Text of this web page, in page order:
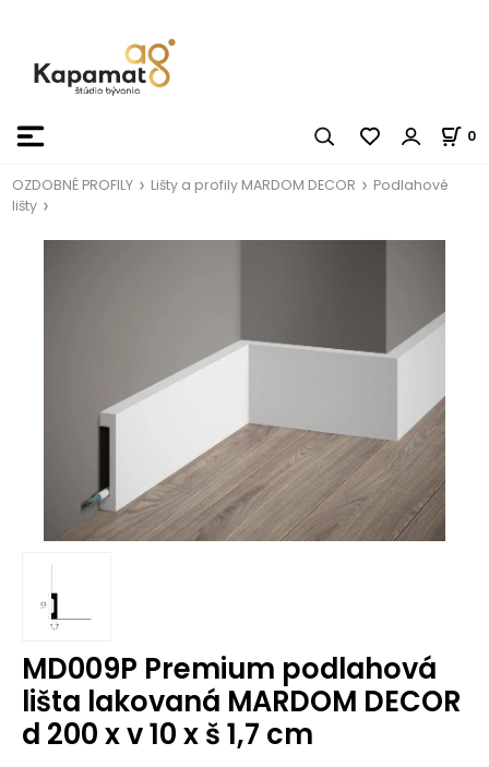
0
OZDOBNÉ PROFILY Lišty a profily MARDOM DECOR
Podlahové
lišty
MD009P Premium podlahová
lišta lakovaná MARDOM DECOR
d 200 x v 10 x š 1,7 cm